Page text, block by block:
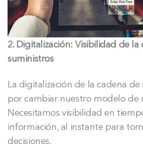
2. Digitalización: Visibilidad de la
suministros
La digitalización de la cadena de
por cambiar nuestro modelo de
Necesitamos visibilidad en
información, al instante para
decisiones.